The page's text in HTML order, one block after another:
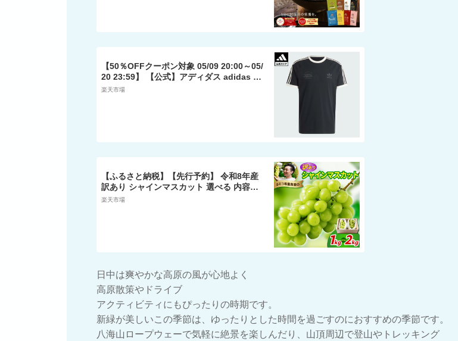
【50％OFFクーポン対象 05/09 20:00～05/
20 23:59】 【公式】アディダス adidas 返
品可 ライフスタイル スポーツ グラフィッ
楽天市場
【ふるさと納税】【先行予約】 令和8年産
訳あり シャインマスカット 選べる 内容量
1kg 2kg 2026年9月上旬頃～お届け予定 先
楽天市場
日中は爽やかな高原の風が心地よく
高原散策やドライブ
アクティビティにもぴったりの時期です。
新緑が美しいこの季節は、ゆったりとした時間を過ごすのにおすすめの季節です。
八海山ロープウェーで気軽に絶景を楽しんだり、山頂周辺で登山やトレッキング